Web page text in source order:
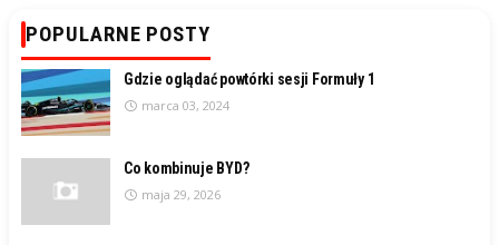
POPULARNE POSTY
Gdzie oglądać powtórki sesji Formuły 1
marca 03, 2024
Co kombinuje BYD?
maja 29, 2026